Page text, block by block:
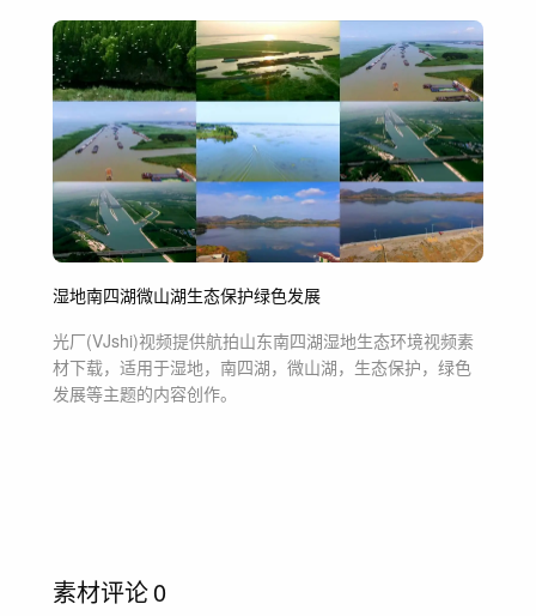
湿地南四湖微山湖生态保护绿色发展
光厂(VJshi)视频提供航拍山东南四湖湿地生态环境视频素
材下载，适用于湿地，南四湖，微山湖，生态保护，绿色
发展等主题的内容创作。
素材评论0